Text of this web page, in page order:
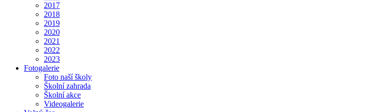
2017
2018
2019
2020
2021
2022
2023
Fotogalerie
Foto naší školy
Školní zahrada
Školní akce
Videogalerie